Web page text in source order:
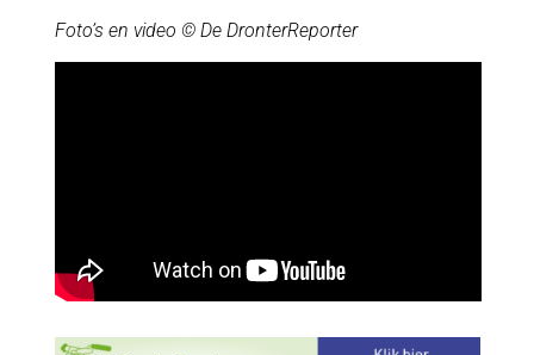
Foto’s en video © De DronterReporter